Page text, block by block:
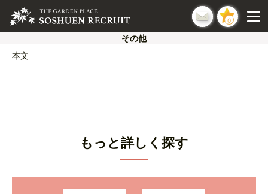
0
その他
本文
もっと詳しく探す